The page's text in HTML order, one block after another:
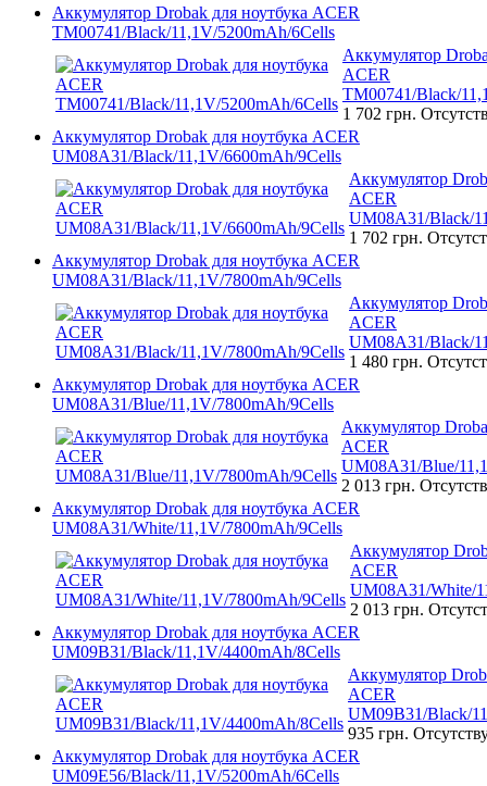
Аккумулятор Drobak для ноутбука ACER
TM00741/Black/11,1V/5200mAh/6Cells
Аккумулятор
ACER
TM00741/Black/
1 702 грн.
Аккумулятор Drobak для ноутбука ACER
UM08A31/Black/11,1V/6600mAh/9Cells
Аккумулятор
ACER
UM08A31/Black/
1 702 грн.
Аккумулятор Drobak для ноутбука ACER
UM08A31/Black/11,1V/7800mAh/9Cells
Аккумулятор
ACER
UM08A31/Black/
1 480 грн.
Аккумулятор Drobak для ноутбука ACER
UM08A31/Blue/11,1V/7800mAh/9Cells
Аккумулятор
ACER
UM08A31/Blue/
2 013 грн.
Аккумулятор Drobak для ноутбука ACER
UM08A31/White/11,1V/7800mAh/9Cells
Аккумулятор
ACER
UM08A31/White/
2 013 грн.
Аккумулятор Drobak для ноутбука ACER
UM09B31/Black/11,1V/4400mAh/8Cells
Аккумулятор
ACER
UM09B31/Black/
935 грн.
Аккумулятор Drobak для ноутбука ACER
UM09E56/Black/11,1V/5200mAh/6Cells